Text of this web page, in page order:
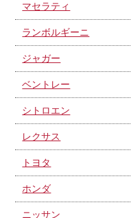
マセラティ
ランボルギーニ
ジャガー
ベントレー
シトロエン
レクサス
トヨタ
ホンダ
ニッサン